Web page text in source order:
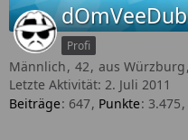
dOmVeeDub
Profi
Männlich 42 aus Würzburg
Letzte Aktivität: 2. Juli 2011
Beiträge 647 Punkte 3.475